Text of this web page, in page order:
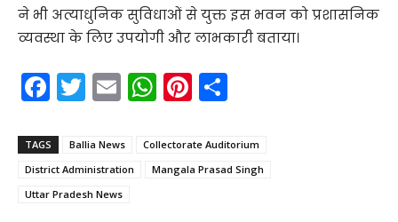
ने भी अत्याधुनिक सुविधाओं से युक्त इस भवन को प्रशासनिक
व्यवस्था के लिए उपयोगी और लाभकारी बताया।
F
a
c
e
b
T
w
itt
er
E
m
ai
l
W
h
a
ts
Pi
nt
er
e
ar
e
TAGS Ballia News
Collectorate Auditorium
District Administration
Mangala Prasad Singh
Uttar Pradesh News